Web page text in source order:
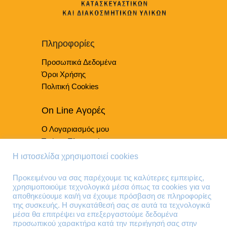
μπορούν
επιλεγούν
σελίδα
του
προϊόντος
Πληροφορίες
Προσωπικά Δεδομένα
Όροι Χρήσης
Πολιτική Cookies
On Line Αγορές
Ο Λογαριασμός μου
Τρόποι Πληρωμής
Τρόποι Παράδοσης
Τηλέφωνα Επικοινωνίας
210 41 13 636
210 41 13 280
Η ιστοσελίδα χρησιμοποιεί cookies
Προκειμένου να σας παρέχουμε τις καλύτερες εμπειρίες,
χρησιμοποιούμε τεχνολογικά μέσα όπως τα cookies για να
αποθηκεύουμε και/ή να έχουμε πρόσβαση σε πληροφορίες
της συσκευής. Η συγκατάθεσή σας σε αυτά τα τεχνολογικά
μέσα θα επιτρέψει να επεξεργαστούμε δεδομένα
προσωπικού χαρακτήρα κατά την περιήγησή σας στην